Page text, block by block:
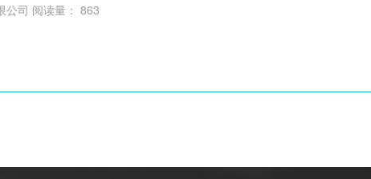
公司 阅读量： 863